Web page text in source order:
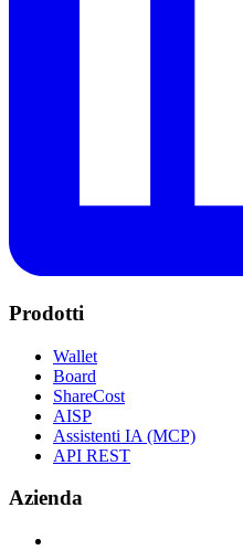
Prodotti
Wallet
Board
ShareCost
AISP
Assistenti IA (MCP)
API REST
Azienda